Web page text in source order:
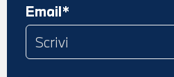
Email*